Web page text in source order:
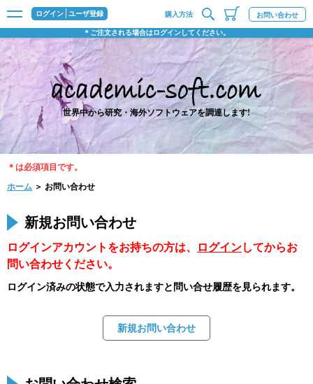
ログイン ユーザ登録
＊ご注文される場合はログインしてください。
購入方法 お問い合わせ
世界中から研究・海外ソフトウェアを調達します!
＊は必須項目です。
ホーム ＞ お問い合わせ
新規お問い合わせ
ログインアカウントをお持ちの方は、 ログインしてからお
問い合わせください。
ログイン済みの状態で入力されますと問い合せ履歴を見られます。